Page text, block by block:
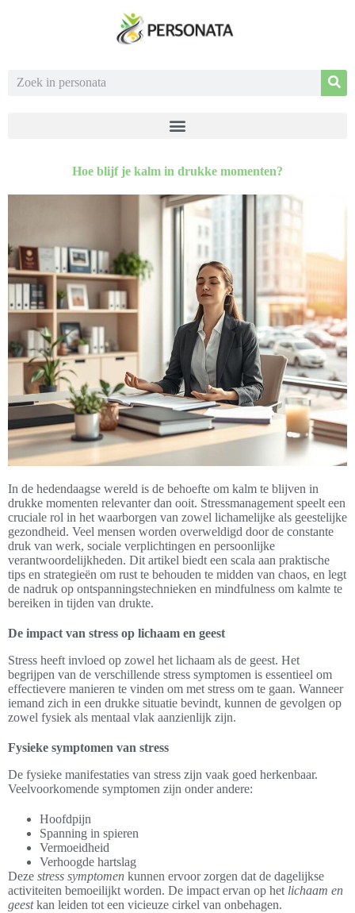
Hoe blijf je kalm in drukke momenten?
In de hedendaagse wereld is de behoefte om kalm te blijven in
drukke momenten relevanter dan ooit. Stressmanagement speelt een
cruciale rol in het waarborgen van zowel lichamelijke als geestelijke
gezondheid. Veel mensen worden overweldigd door de constante
druk van werk, sociale verplichtingen en persoonlijke
verantwoordelijkheden. Dit artikel biedt een scala aan praktische
tips en strategieën om rust te behouden te midden van chaos, en legt
de nadruk op ontspanningstechnieken en mindfulness om kalmte te
bereiken in tijden van drukte.
De impact van stress op lichaam en geest
Stress heeft invloed op zowel het lichaam als de geest. Het
begrijpen van de verschillende stress symptomen is essentieel om
effectievere manieren te vinden om met stress om te gaan. Wanneer
iemand zich in een drukke situatie bevindt, kunnen de gevolgen op
zowel fysiek als mentaal vlak aanzienlijk zijn.
Fysieke symptomen van stress
De fysieke manifestaties van stress zijn vaak goed herkenbaar.
Veelvoorkomende symptomen zijn onder andere:
Hoofdpijn
Spanning in spieren
Vermoeidheid
Verhoogde hartslag
Deze stress symptomen kunnen ervoor zorgen dat de dagelijkse
activiteiten bemoeilijkt worden. De impact ervan op het lichaam en
geestkan leiden tot een vicieuze cirkel van onbehagen.